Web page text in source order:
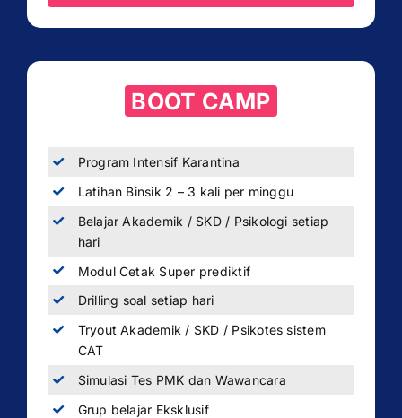
BOOT CAMP
Program Intensif Karantina
Latihan Binsik 2 – 3 kali per minggu
Belajar Akademik / SKD / Psikologi setiap
hari
Modul Cetak Super prediktif
Drilling soal setiap hari
Tryout Akademik / SKD / Psikotes sistem
CAT
Simulasi Tes PMK dan Wawancara
Grup belajar Eksklusif